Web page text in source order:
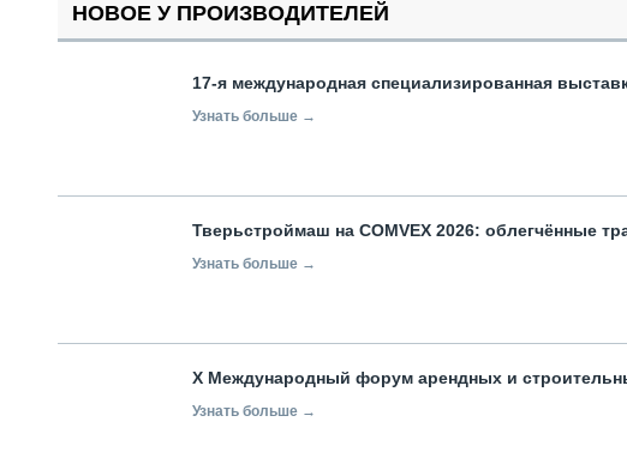
НОВОЕ У ПРОИЗВОДИТЕЛЕЙ
17-я международная специализированная
Узнать больше →
Тверьстроймаш на COMVEX 2026: облегчённые
Узнать больше →
X Международный форум арендных и
Узнать больше →